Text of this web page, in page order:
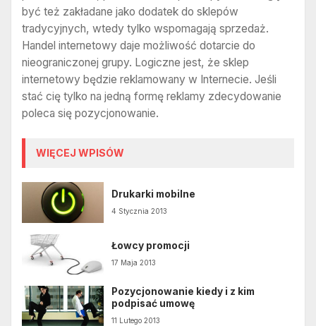
być też zakładane jako dodatek do sklepów
tradycyjnych, wtedy tylko wspomagają sprzedaż.
Handel internetowy daje możliwość dotarcie do
nieograniczonej grupy. Logiczne jest, że sklep
internetowy będzie reklamowany w Internecie. Jeśli
stać cię tylko na jedną formę reklamy zdecydowanie
poleca się pozycjonowanie.
WIĘCEJ WPISÓW
Drukarki mobilne
4 Stycznia 2013
Łowcy promocji
17 Maja 2013
Pozycjonowanie kiedy i z kim
podpisać umowę
11 Lutego 2013